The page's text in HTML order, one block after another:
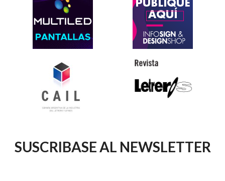
SUSCRIBASE AL NEWSLETTER